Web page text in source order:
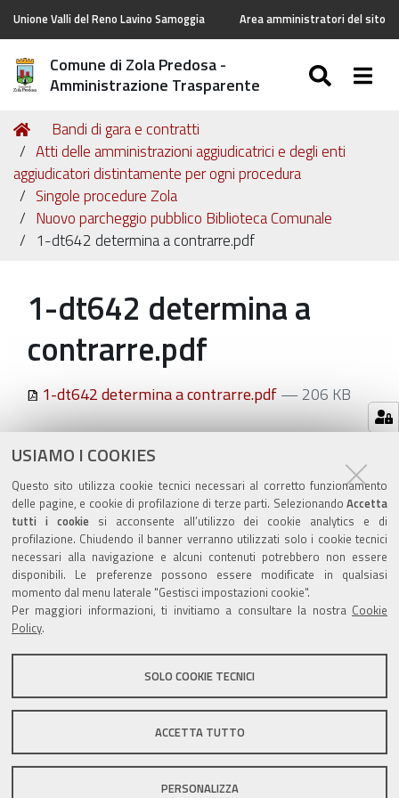
USIAMO I COOKIES
Questo sito utilizza cookie tecnici necessari al corretto funzionamento
delle pagine, e cookie di profilazione di terze parti. Selezionando Accetta
tutti i cookiesi acconsente all’utilizzo dei cookie analytics e di
profilazione. Chiudendo il banner verranno utilizzati solo i cookie tecnici
necessari alla navigazione e alcuni contenuti potrebbero non essere
disponibili. Le preferenze possono essere modificate in qualsiasi
momento dal menu laterale "Gestisci impostazioni cookie".
Per maggiori informazioni, ti invitiamo a consultare la nostra Cookie
Policy.
SOLO COOKIE TECNICI
ACCETTA TUTTO
PERSONALIZZA
Unione Valli del Reno Lavino Samoggia Area amministratori del sito
Comune di Zola Predosa -
Amministrazione Trasparente
Tu
sei
qui:
Home
Bandi di gara e contratti
Atti delle amministrazioni aggiudicatrici e degli enti
aggiudicatori distintamente per ogni procedura
Singole procedure Zola
Nuovo parcheggio pubblico Biblioteca Comunale
1-dt642 determina a contrarre.pdf
1-dt642 determina a
contrarre.pdf
1-dt642 determina a contrarre.pdf— 206 KB
Azioni
sul
documento
ultima modifica 20/12/2018
Valuta questo sito
Sito istituzionale Comune di Zola Predosa